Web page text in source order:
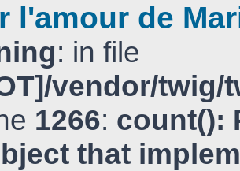
l'amour de
: in file
vendor/
1266: count():
that